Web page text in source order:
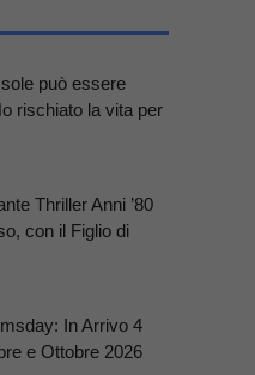
può essere
rischiato la vita per
Thriller Anni ’80
con il Figlio di
In Arrivo 4
e Ottobre 2026